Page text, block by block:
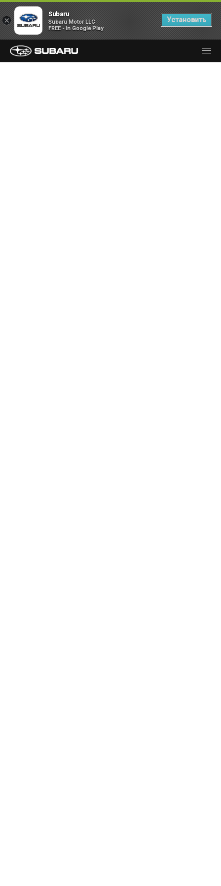
×
Subaru
Subaru Motor LLC
FREE - In Google Play
Установить